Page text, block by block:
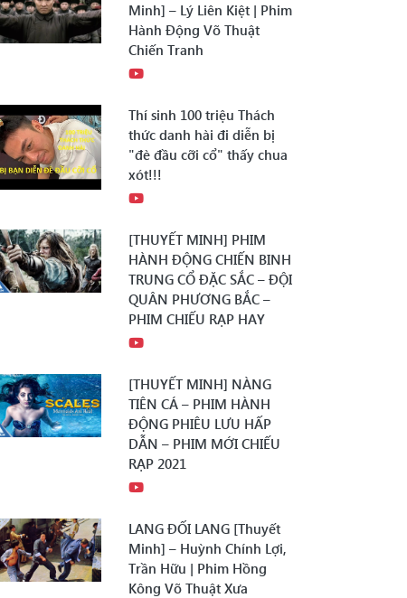
Minh] – Lý Liên Kiệt | Phim
Hành Động Võ Thuật
Chiến Tranh
Thí sinh 100 triệu Thách
thức danh hài đi diễn bị
"đè đầu cỡi cổ" thấy chua
xót!!!
[THUYẾT MINH] PHIM
HÀNH ĐỘNG CHIẾN BINH
TRUNG CỔ ĐẶC SẮC – ĐỘI
QUÂN PHƯƠNG BẮC –
PHIM CHIẾU RẠP HAY
[THUYẾT MINH] NÀNG
TIÊN CÁ – PHIM HÀNH
ĐỘNG PHIÊU LƯU HẤP
DẪN – PHIM MỚI CHIẾU
RẠP 2021
LANG ĐỐI LANG [Thuyết
Minh] – Huỳnh Chính Lợi,
Trần Hữu | Phim Hồng
Kông Võ Thuật Xưa